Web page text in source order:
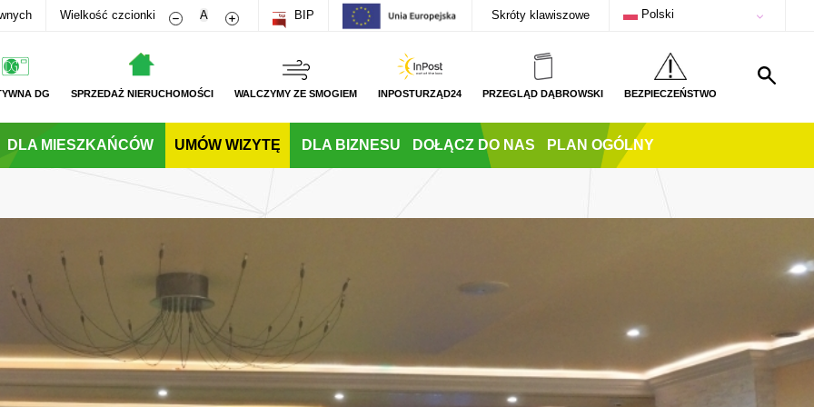
Wielkość czcionki Zmniejsz rozmiar czcionki
A Zwiększ rozmiar czcionki
BIP Skróty klawiszowe Polski
DG SPRZEDAŻ NIERUCHOMOŚCI WALCZYMY ZE SMOGIEM INPOSTURZĄD24 PRZEGLĄD DĄBROWSKI BEZPIECZEŃSTWO
DLA MIESZKAŃCÓW UMÓW WIZYTĘ DLA BIZNESU DOŁĄCZ DO NAS PLAN OGÓLNY